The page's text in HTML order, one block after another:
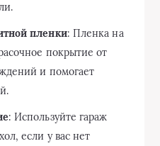
пленки: Пленка на
покрытие от
и помогает
: Используйте гараж
если у вас нет